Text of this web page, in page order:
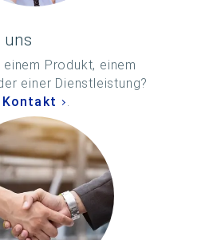
uns
Produkt, einem
einer Dienstleistung?
Kontakt .